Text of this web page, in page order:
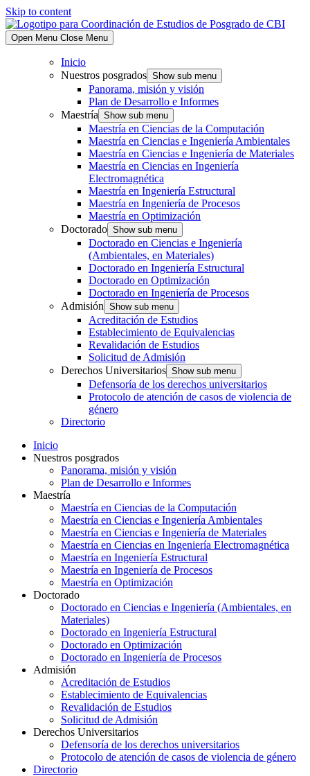
Skip to content
Open Menu Close Menu
Inicio
Nuestros posgrados Show sub menu
Panorama, misión y visión
Plan de Desarrollo e Informes
Maestría Show sub menu
Maestría en Ciencias de la Computación
Maestría en Ciencias e Ingeniería Ambientales
Maestría en Ciencias e Ingeniería de Materiales
Maestría en Ciencias en Ingeniería
Electromagnética
Maestría en Ingeniería Estructural
Maestría en Ingeniería de Procesos
Maestría en Optimización
Doctorado Show sub menu
Doctorado en Ciencias e Ingeniería
(Ambientales, en Materiales)
Doctorado en Ingeniería Estructural
Doctorado en Optimización
Doctorado en Ingeniería de Procesos
Admisión Show sub menu
Acreditación de Estudios
Establecimiento de Equivalencias
Revalidación de Estudios
Solicitud de Admisión
Derechos Universitarios Show sub menu
Defensoría de los derechos universitarios
Protocolo de atención de casos de violencia de
género
Directorio
Inicio
Nuestros posgrados
Panorama, misión y visión
Plan de Desarrollo e Informes
Maestría
Maestría en Ciencias de la Computación
Maestría en Ciencias e Ingeniería Ambientales
Maestría en Ciencias e Ingeniería de Materiales
Maestría en Ciencias en Ingeniería Electromagnética
Maestría en Ingeniería Estructural
Maestría en Ingeniería de Procesos
Maestría en Optimización
Doctorado
Doctorado en Ciencias e Ingeniería (Ambientales, en
Materiales)
Doctorado en Ingeniería Estructural
Doctorado en Optimización
Doctorado en Ingeniería de Procesos
Admisión
Acreditación de Estudios
Establecimiento de Equivalencias
Revalidación de Estudios
Solicitud de Admisión
Derechos Universitarios
Defensoría de los derechos universitarios
Protocolo de atención de casos de violencia de género
Directorio